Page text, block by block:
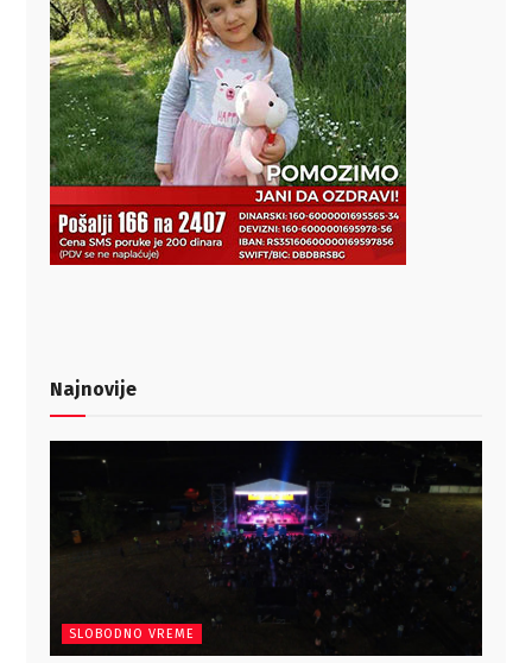
Najnovije
SLOBODNO VREME